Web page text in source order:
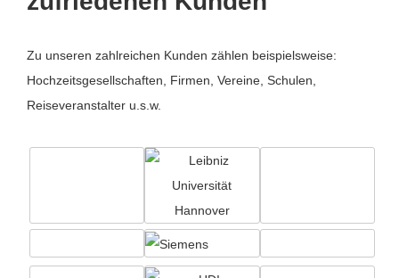
Zu unseren zahlreichen Kunden zählen beispielsweise:
Hochzeitsgesellschaften, Firmen, Vereine, Schulen,
Reiseveranstalter u.s.w.